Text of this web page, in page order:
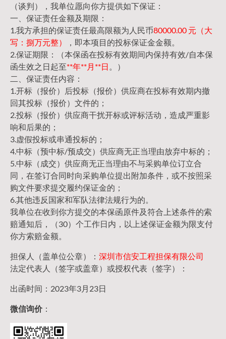
（谈判），我单位愿向你方提供如下保证：
一、保证责任金额及期限：
1.我方承担的保证责任最高限额为人民币80000.00 元（大
写：捌万元整）
，即本项目的投标保证金金额。
2.保证期限：（本保函在投标有效期间内保持有效/自本保
函生效之日起至**年**月**日 。）
二、保证责任内容：
1.开标（报价）后投标（报价）供应商在投标有效期内撤
回其投标（报价）文件的；
2.投标（报价）供应商干扰开标或评标活动，造成严重影
响和后果的；
3.虚假投标或串通投标的；
4.中标（预中标/预成交）供应商无正当理由放弃中标的；
5.中标（成交）供应商无正当理由不与采购单位订立合
同，在签订合同时向采购单位提出附加条件，或不按照采
购文件要求提交履约保证金的；
6.其他违反国家和军队法律法规行为的。
我单位在收到你方提交的本保函原件及符合上述条件的索
赔通知后，（30）个工作日内，以上述保证金额为限支付
你方索赔金额。
担保人（盖单位公章）： 深圳市信安工程担保有限公司
法定代表人（签字或盖章）或授权代表（签字）：
出函时间：2023年3月23日
微信询价：